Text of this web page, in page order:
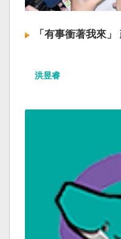
「有事衝著我來
洪昱睿